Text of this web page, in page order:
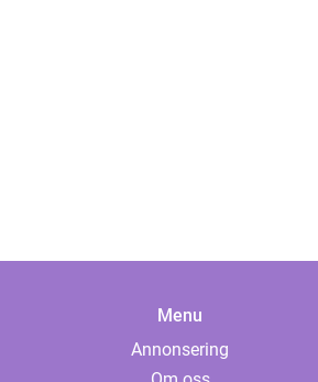
Menu
Annonsering